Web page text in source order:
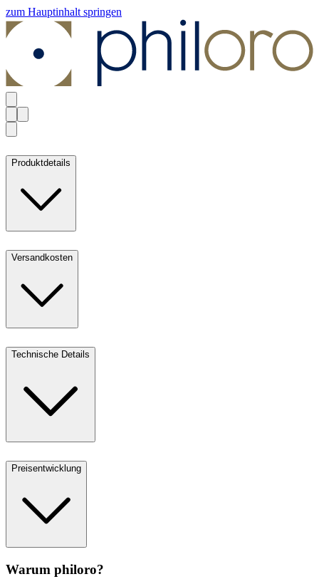
zum Hauptinhalt springen
Produktdetails
Versandkosten
Technische Details
Preisentwicklung
Warum philoro?